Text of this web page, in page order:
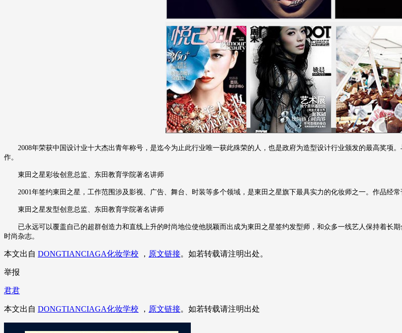
2008年荣获中国设计业十大杰出青年称号，是迄今为止此行业唯一获此殊荣的人，也是政府为造型设计行业颁发的最高奖项。
作。
東田之星彩妆创意总监、东田教育学院著名讲师
2001年签约東田之星，工作范围涉及影视、广告、舞台、时装等多个领域，是東田之星旗下最具实力的化妆师之一。作品经常
東田之星发型创意总监、东田教育学院著名讲师
已永远可以覆盖自己的超群创造力和直线上升的时尚地位使他脱颖而出成为東田之星签约发型师，和众多一线艺人保持着长
时尚杂志。
本文出自 DONGTIANCIAGA化妆学校 ， 原文链接。如若转载请注明出处。
举报
君君
本文出自 DONGTIANCIAGA化妆学校 ， 原文链接。如若转载请注明出处